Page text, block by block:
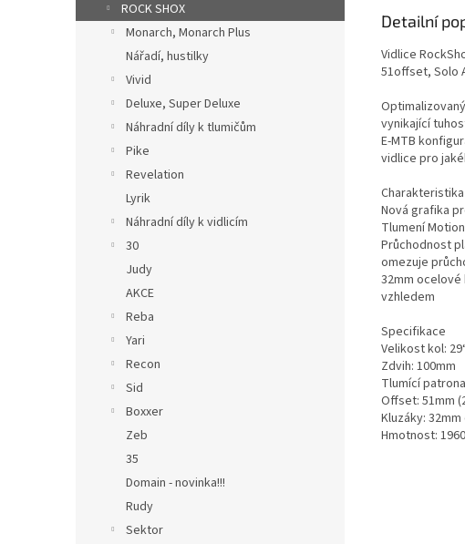
ROCK SHOX
Monarch, Monarch Plus
Nářadí, hustilky
Vivid
Deluxe, Super Deluxe
Náhradní díly k tlumičům
Pike
Revelation
Lyrik
Náhradní díly k vidlicím
30
Judy
AKCE
Reba
Yari
Recon
Sid
Boxxer
Zeb
35
Domain - novinka!!!
Rudy
Sektor
Detailní
Vidlice
51offset, Solo
vynikající
E-MTB
vidlice pro
Charakteristika
Nová grafika
Tlumení
Průchodnost
omezuje
32mm
vzhledem
Specifikace
Velikost kol:
Zdvih: 100mm
Tlumící
Offset: 51mm
Kluzáky:
Hmotnost: